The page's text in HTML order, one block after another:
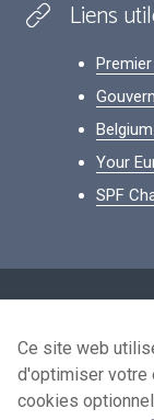
Liens
Your
SPF
Ce site web
d'optimiser votre
cookies